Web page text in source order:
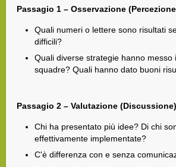
Passagio 1 – Osservazione
Quali numeri o lettere sono risultati
difficili?
Quali diverse strategie hanno messo
squadre? Quali hanno dato buoni
Passagio 2 – Valutazione (Discussione)
Chi ha presentato più idee? Di chi
effettivamente implementate?
C'è differenza con e senza